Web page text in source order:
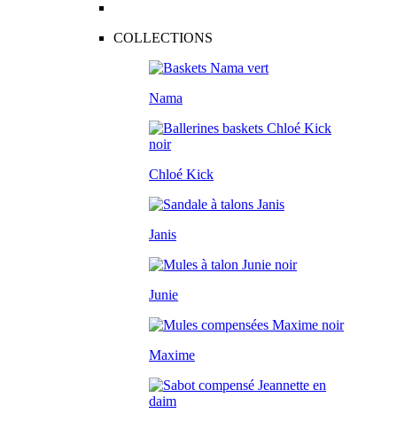
COLLECTIONS
Nama
Chloé Kick
Janis
Junie
Maxime